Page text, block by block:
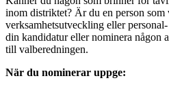
inom distriktet? Är du en person som
verksamhetsutveckling eller
din kandidatur eller nominera någon
till valberedningen.
När du nominerar uppge: